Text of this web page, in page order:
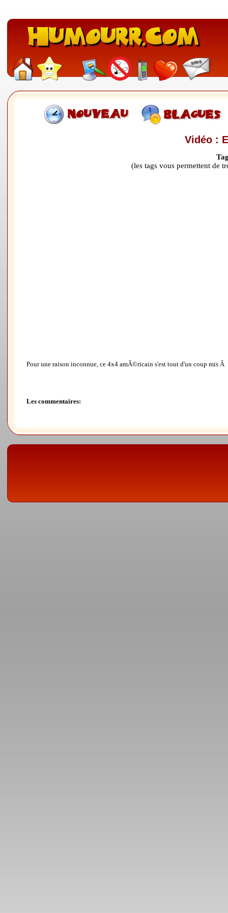
Vidéo :
(les tags vous permettent de
Pour une raison inconnue, ce 4x4 amÃ©ricain s'est tout d'un coup mis
Les commentaires: